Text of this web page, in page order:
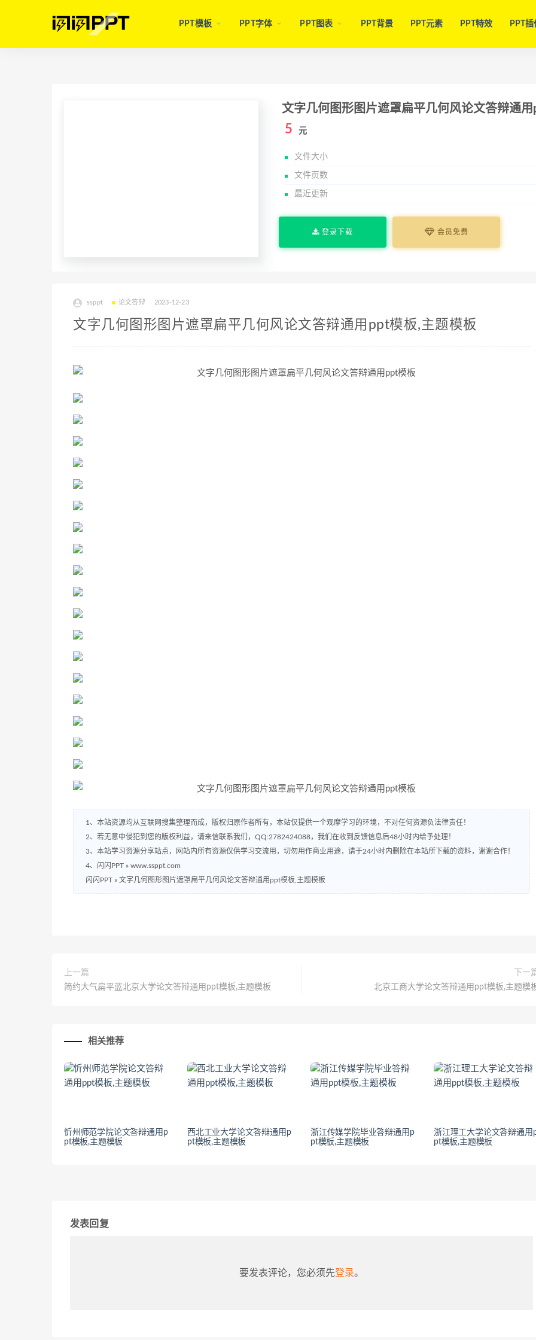
PPT模板 PPT字体 PPT图表 PPT背景 PPT元素 PPT特效 PPT插
文字几何图形图片遮罩扁平几何风论文答辩通
5 元
文件大小
文件页数
最近更新
登录下载 会员免费
ssppt 论文答辩 2023-12-23
文字几何图形图片遮罩扁平几何风论文答辩通用ppt模板,主题模板
1、本站资源均从互联网搜集整理而成，版权归原作者所有，本站仅提供一个观摩学习的环境，不对任何资源负法律责任！
2、若无意中侵犯到您的版权利益，请来信联系我们，QQ:2782424088，我们在收到反馈信息后48小时内给予处理！
3、本站学习资源分享站点，网站内所有资源仅供学习交流用，切勿用作商业用途，请于24小时内删除在本站所下载的资料，谢谢合作！
4、闪闪PPT » www.ssppt.com
闪闪PPT » 文字几何图形图片遮罩扁平几何风论文答辩通用ppt模板,主题模板
上一篇
简约大气扁平蓝北京大学论文答辩通用ppt模板,主题模板
下一
北京工商大学论文答辩通用ppt模板,主题模
相关推荐
忻州师范学院论文答辩通用p
pt模板,主题模板
西北工业大学论文答辩通用p
pt模板,主题模板
浙江传媒学院毕业答辩通用p
pt模板,主题模板
浙江理工大学论文答辩通用
pt模板,主题模板
发表回复
要发表评论，您必须先登录。